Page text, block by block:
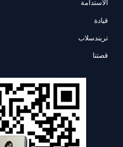
الاستدامة
قيادة
تريندسلاب
قصتنا